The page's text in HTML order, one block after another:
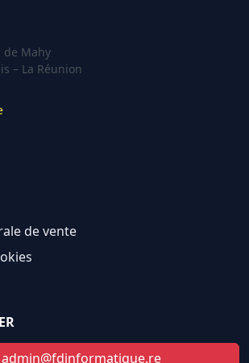
de Mahy
– La Réunion
de vente
admin@fdinformatique.re